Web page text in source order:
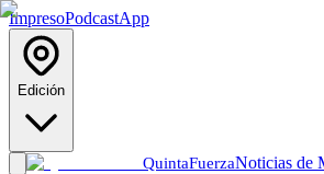
ImpresoPodcastApp
Edición
QuintaFuerzaNoticias de